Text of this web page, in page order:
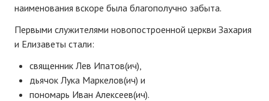
наименования вскоре была благополучно забыта.
Первыми служителями новопостроенной церкви Захария
и Елизаветы стали:
священник Лев Ипатов(ич),
дьячок Лука Маркелов(ич) и
пономарь Иван Алексеев(ич).